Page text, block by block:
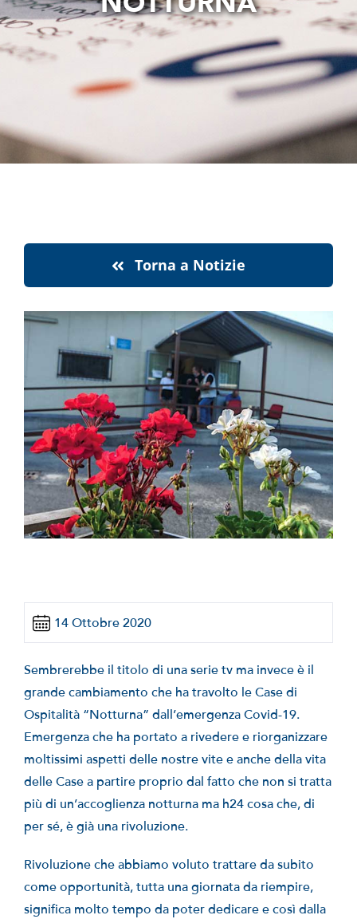
notizie
stranaragione
Cerca
Torna a Notizie
14 Ottobre 2020
Sembrerebbe il titolo di una serie tv ma invece è il
grande cambiamento che ha travolto le Case di
Ospitalità “Notturna” dall’emergenza Covid-19.
Emergenza che ha portato a rivedere e riorganizzare
moltissimi aspetti delle nostre vite e anche della vita
delle Case a partire proprio dal fatto che non si tratta
più di un’accoglienza notturna ma h24 cosa che, di
per sé, è già una rivoluzione.
Rivoluzione che abbiamo voluto trattare da subito
come opportunità, tutta una giornata da riempire,
significa molto tempo da poter dedicare e così dalla